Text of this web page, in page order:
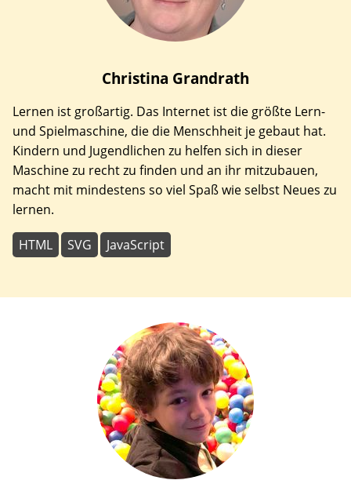
Christina Grandrath
Lernen ist großartig. Das Internet ist die größte Lern-
und Spielmaschine, die die Menschheit je gebaut hat.
Kindern und Jugendlichen zu helfen sich in dieser
Maschine zu recht zu finden und an ihr mitzubauen,
macht mit mindestens so viel Spaß wie selbst Neues zu
lernen.
HTML SVG JavaScript